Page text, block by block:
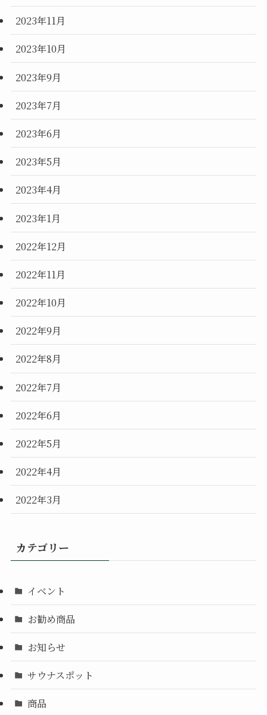
2023年11月
2023年10月
2023年9月
2023年7月
2023年6月
2023年5月
2023年4月
2023年1月
2022年12月
2022年11月
2022年10月
2022年9月
2022年8月
2022年7月
2022年6月
2022年5月
2022年4月
2022年3月
カテゴリー
イベント
お勧め商品
お知らせ
サウナスポット
商品